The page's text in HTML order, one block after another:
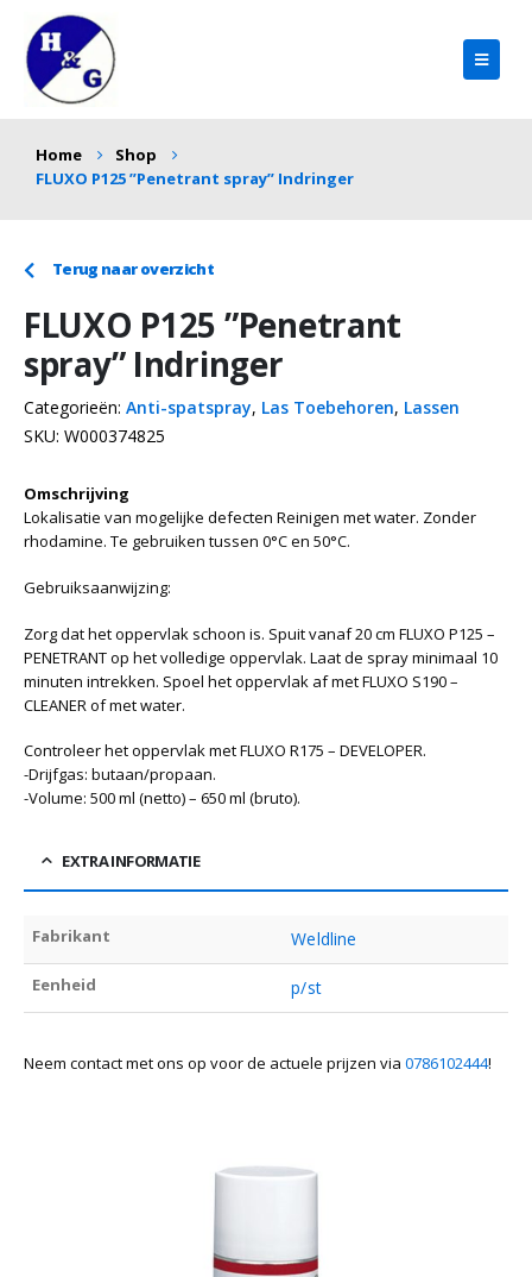
Home
Shop
FLUXO P125 ”Penetrant spray” Indringer
Terug naar overzicht
FLUXO P125 ”Penetrant
spray” Indringer
SKU: W000374825
Categorieën: Anti-spatspray, Las Toebehoren, Lassen
Omschrijving
Lokalisatie van mogelijke defecten Reinigen met water. Zonder
rhodamine. Te gebruiken tussen 0°C en 50°C.
Gebruiksaanwijzing:
Zorg dat het oppervlak schoon is. Spuit vanaf 20 cm FLUXO P125 –
PENETRANT op het volledige oppervlak. Laat de spray minimaal 10
minuten intrekken. Spoel het oppervlak af met FLUXO S190 –
CLEANER of met water.
Controleer het oppervlak met FLUXO R175 – DEVELOPER.
-Drijfgas: butaan/propaan.
-Volume: 500 ml (netto) – 650 ml (bruto).
EXTRA INFORMATIE
Fabrikant Weldline
Eenheid p/st
Neem contact met ons op voor de actuele prijzen via 0786102444!